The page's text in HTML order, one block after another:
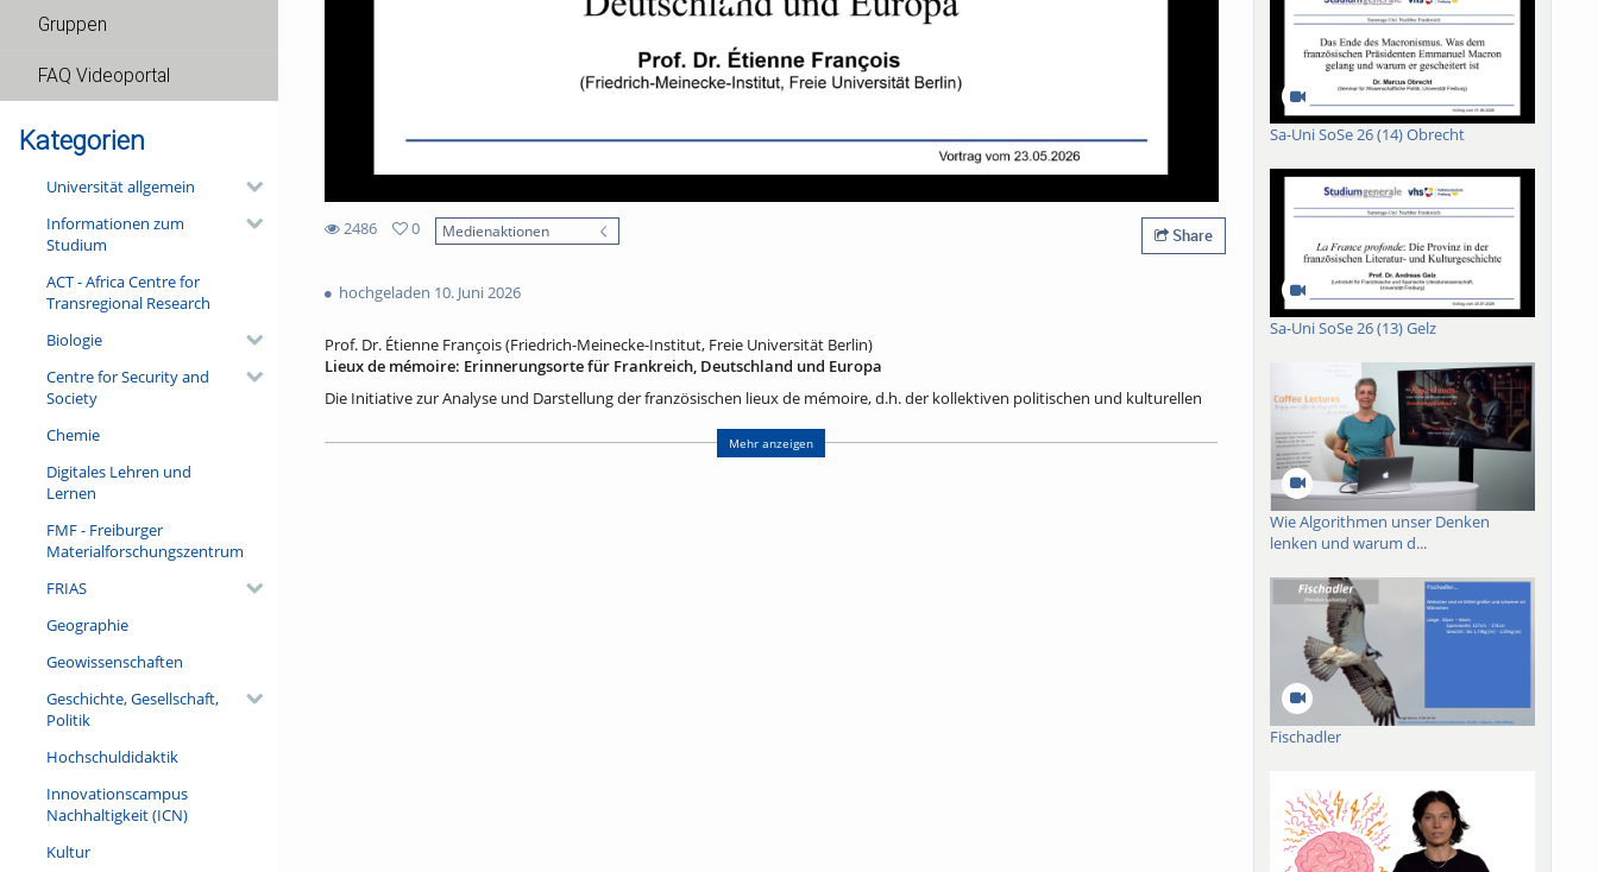
Gruppen
FAQ Videoportal
Kategorien
Universität allgemein
Informationen zum
Studium
ACT - Africa Centre for
Transregional Research
Biologie
Centre for Security and
Society
Chemie
Digitales Lehren und
Lernen
FMF - Freiburger
Materialforschungszentrum
FRIAS
Geographie
Geowissenschaften
Geschichte, Gesellschaft,
Politik
Hochschuldidaktik
Innovationscampus
Nachhaltigkeit (ICN)
Kultur
2486
views
0
Medienaktionen Share
hochgeladen 10. Juni 2026
Prof. Dr. Étienne François (Friedrich-Meinecke-Institut, Freie Universität Berlin)
Lieux de mémoire: Erinnerungsorte für Frankreich, Deutschland und Europa
Die Initiative zur Analyse und Darstellung der französischen lieux de mémoire, d.h. der kollektiven politischen und kulturellen
kreativer und anregender Wissenschaftler und Herausgeber hat er zusammen mit 121 Mitautoren von 1984 bis 1992 sieben
beeindruckende Bände veröffentlicht, die sofort einen großen Erfolg hatten und Pierre Nora im Jahr 2001 die Mitgliedschaft in
Mehr anzeigen
Sa-Uni SoSe 26 (14) Obrecht
Sa-Uni SoSe 26 (13) Gelz
Wie Algorithmen unser Denken
lenken und warum d...
Fischadler